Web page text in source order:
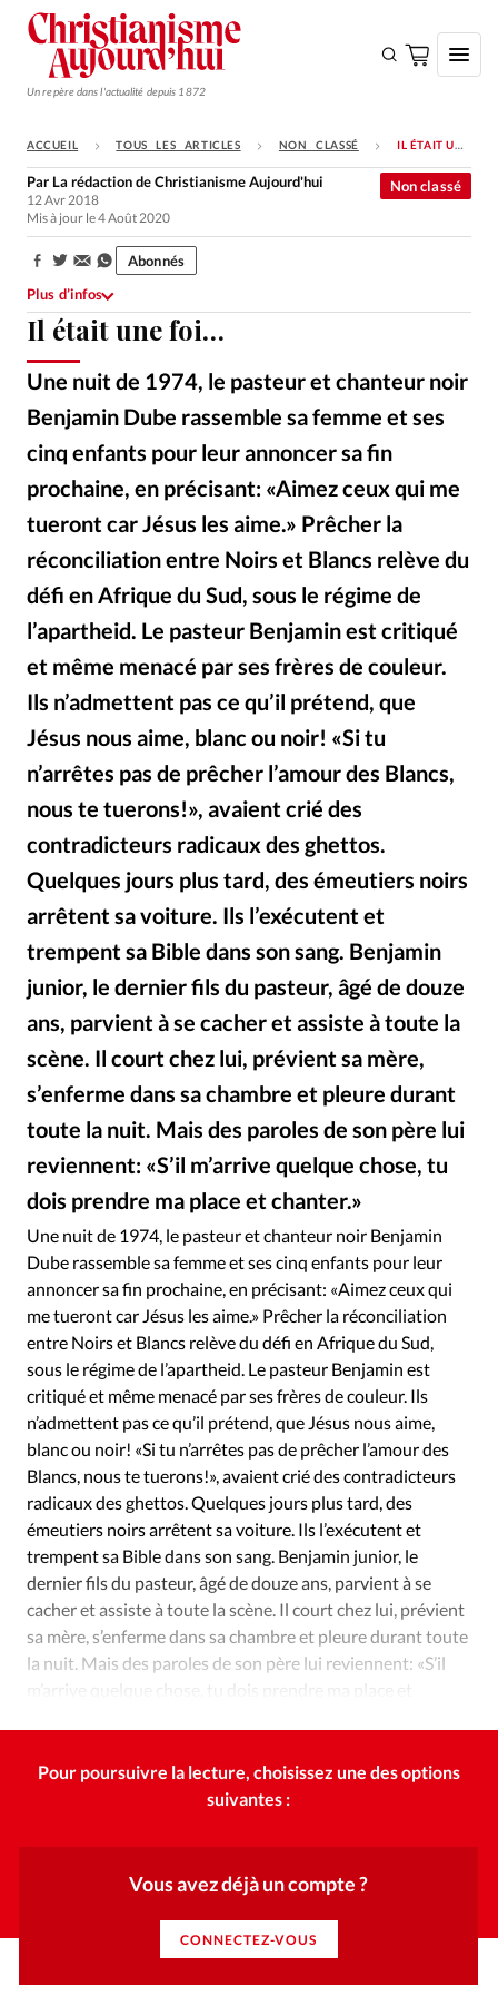
Un repère dans l'actualité depuis 1872
S'ABONNER
Monde
Opinions
Tous les articles
Faire un don
Emploi
Se connecter
Édition: Internationale
RUBRIQUES
Tous les articles
Actualité chrétienne
Actualité internationale
Chronique
Culture
Dossier
Eglises Foi Génération réveil
Monde
Opinions
Publireportage
Relations Aujourd'hui
Société
Tour du monde des Eglises
Trait d'Ixène
Vécu
Vie Intérieure
ACCUEIL TOUS LES ARTICLES NON CLASSÉ IL ÉTAIT UNE FOI…
Il était une foi…
Une nuit de 1974, le pasteur et chanteur noir
Benjamin Dube rassemble sa femme et ses
cinq enfants pour leur annoncer sa fin
prochaine, en précisant: «Aimez ceux qui me
tueront car Jésus les aime.» Prêcher la
réconciliation entre Noirs et Blancs relève du
défi en Afrique du Sud, sous le régime de
l’apartheid. Le pasteur Benjamin est critiqué
et même menacé par ses frères de couleur.
Ils n’admettent pas ce qu’il prétend, que
Jésus nous aime, blanc ou noir! «Si tu
n’arrêtes pas de prêcher l’amour des Blancs,
nous te tuerons!», avaient crié des
contradicteurs radicaux des ghettos.
Quelques jours plus tard, des émeutiers noirs
arrêtent sa voiture. Ils l’exécutent et
trempent sa Bible dans son sang. Benjamin
junior, le dernier fils du pasteur, âgé de douze
ans, parvient à se cacher et assiste à toute la
scène. Il court chez lui, prévient sa mère,
s’enferme dans sa chambre et pleure durant
toute la nuit. Mais des paroles de son père lui
reviennent: «S’il m’arrive quelque chose, tu
dois prendre ma place et chanter.»
Non classé
Par La rédaction de Christianisme Aujourd'hui
12 Avr 2018
Mis à jour le 4 Août 2020
Partager:
Abonnés
Plus d’infos
Une nuit de 1974, le pasteur et chanteur noir Benjamin
Dube rassemble sa femme et ses cinq enfants pour leur
annoncer sa fin prochaine, en précisant: «Aimez ceux qui
me tueront car Jésus les aime.» Prêcher la réconciliation
entre Noirs et Blancs relève du défi en Afrique du Sud,
sous le régime de l’apartheid. Le pasteur Benjamin est
critiqué et même menacé par ses frères de couleur. Ils
n’admettent pas ce qu’il prétend, que Jésus nous aime,
blanc ou noir! «Si tu n’arrêtes pas de prêcher l’amour des
Blancs, nous te tuerons!», avaient crié des contradicteurs
radicaux des ghettos. Quelques jours plus tard, des
émeutiers noirs arrêtent sa voiture. Ils l’exécutent et
trempent sa Bible dans son sang. Benjamin junior, le
dernier fils du pasteur, âgé de douze ans, parvient à se
cacher et assiste à toute la scène. Il court chez lui, prévient
sa mère, s’enferme dans sa chambre et pleure durant toute
la nuit. Mais des paroles de son père lui reviennent: «S’il
m’arrive quelque chose, tu dois prendre ma place et
Pour poursuivre la lecture, choisissez une des options
suivantes :
Vous avez déjà un compte ?
CONNECTEZ-VOUS